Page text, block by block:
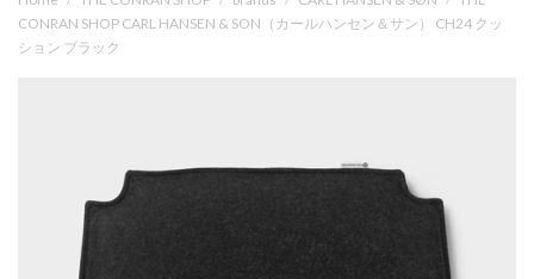
CONRAN SHOP CARL HANSEN & SON（カールハンセン＆サン） CH24 クッ
ション ブラック